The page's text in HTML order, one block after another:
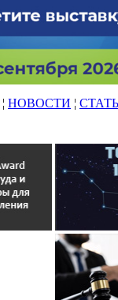
¦ НОВОСТИ ¦